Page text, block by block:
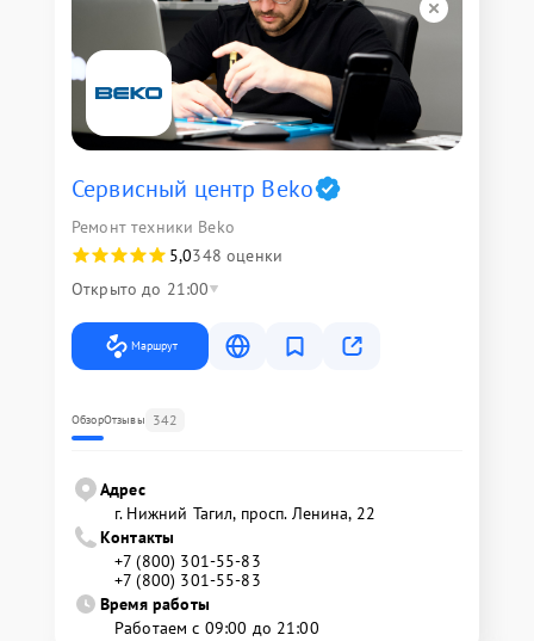
Сервисный центр Beko
Ремонт техники Beko
5,0348 оценки
Открыто до 21:00
Маршрут
ОбзорОтзывы 342
Адрес
г. Нижний Тагил, просп. Ленина, 22
Контакты
+7 (800) 301-55-83
+7 (800) 301-55-83
Время работы
Работаем с 09:00 до 21:00